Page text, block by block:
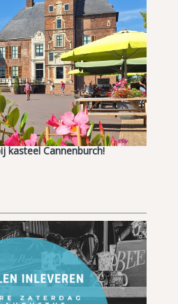
kasteel Cannenburch!